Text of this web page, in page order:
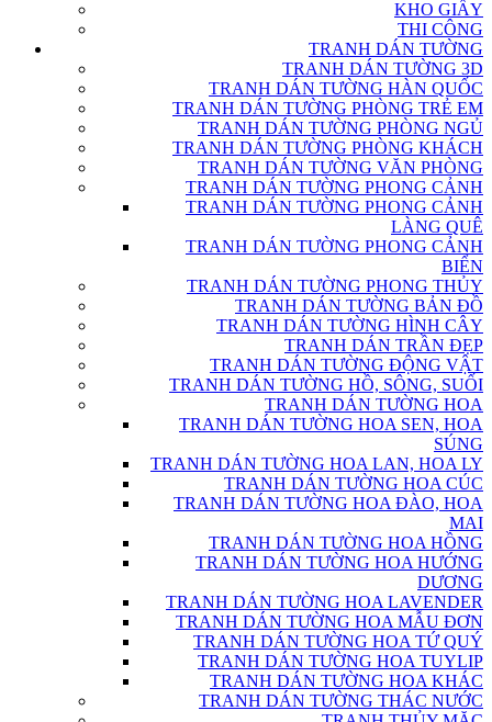
KHO GIẤY
THI CÔNG
TRANH DÁN TƯỜNG
TRANH DÁN TƯỜNG 3D
TRANH DÁN TƯỜNG HÀN QUỐC
TRANH DÁN TƯỜNG PHÒNG TRẺ EM
TRANH DÁN TƯỜNG PHÒNG NGỦ
TRANH DÁN TƯỜNG PHÒNG KHÁCH
TRANH DÁN TƯỜNG VĂN PHÒNG
TRANH DÁN TƯỜNG PHONG CẢNH
TRANH DÁN TƯỜNG PHONG CẢNH
LÀNG QUÊ
TRANH DÁN TƯỜNG PHONG CẢNH
BIỂN
TRANH DÁN TƯỜNG PHONG THỦY
TRANH DÁN TƯỜNG BẢN ĐỒ
TRANH DÁN TƯỜNG HÌNH CÂY
TRANH DÁN TRẦN ĐẸP
TRANH DÁN TƯỜNG ĐỘNG VẬT
TRANH DÁN TƯỜNG HỒ, SÔNG, SUỐI
TRANH DÁN TƯỜNG HOA
TRANH DÁN TƯỜNG HOA SEN, HOA
SÚNG
TRANH DÁN TƯỜNG HOA LAN, HOA LY
TRANH DÁN TƯỜNG HOA CÚC
TRANH DÁN TƯỜNG HOA ĐÀO, HOA
MAI
TRANH DÁN TƯỜNG HOA HỒNG
TRANH DÁN TƯỜNG HOA HƯỚNG
DƯƠNG
TRANH DÁN TƯỜNG HOA LAVENDER
TRANH DÁN TƯỜNG HOA MẪU ĐƠN
TRANH DÁN TƯỜNG HOA TỨ QUÝ
TRANH DÁN TƯỜNG HOA TUYLIP
TRANH DÁN TƯỜNG HOA KHÁC
TRANH DÁN TƯỜNG THÁC NƯỚC